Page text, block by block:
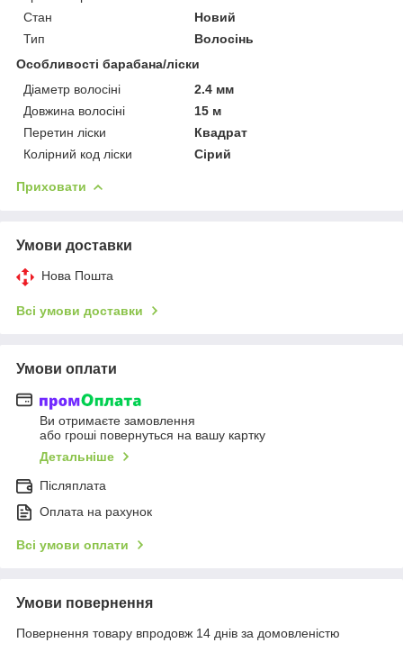
Стан
Новий
Тип
Волосінь
Особливості барабана/ліски
Діаметр волосіні
2.4 мм
Довжина волосіні
15 м
Перетин ліски
Квадрат
Колірний код ліски
Сірий
Приховати
Умови доставки
Нова Пошта
Всі умови доставки
Умови оплати
Ви отримаєте замовлення
або гроші повернуться на вашу картку
Детальніше
Післяплата
Оплата на рахунок
Всі умови оплати
Умови повернення
Повернення товару впродовж 14 днів за домовленістю